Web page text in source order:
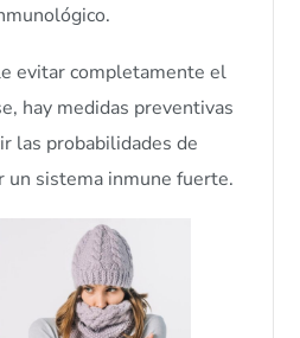
evitar completamente el
hay medidas preventivas
las probabilidades de
un sistema inmune fuerte.